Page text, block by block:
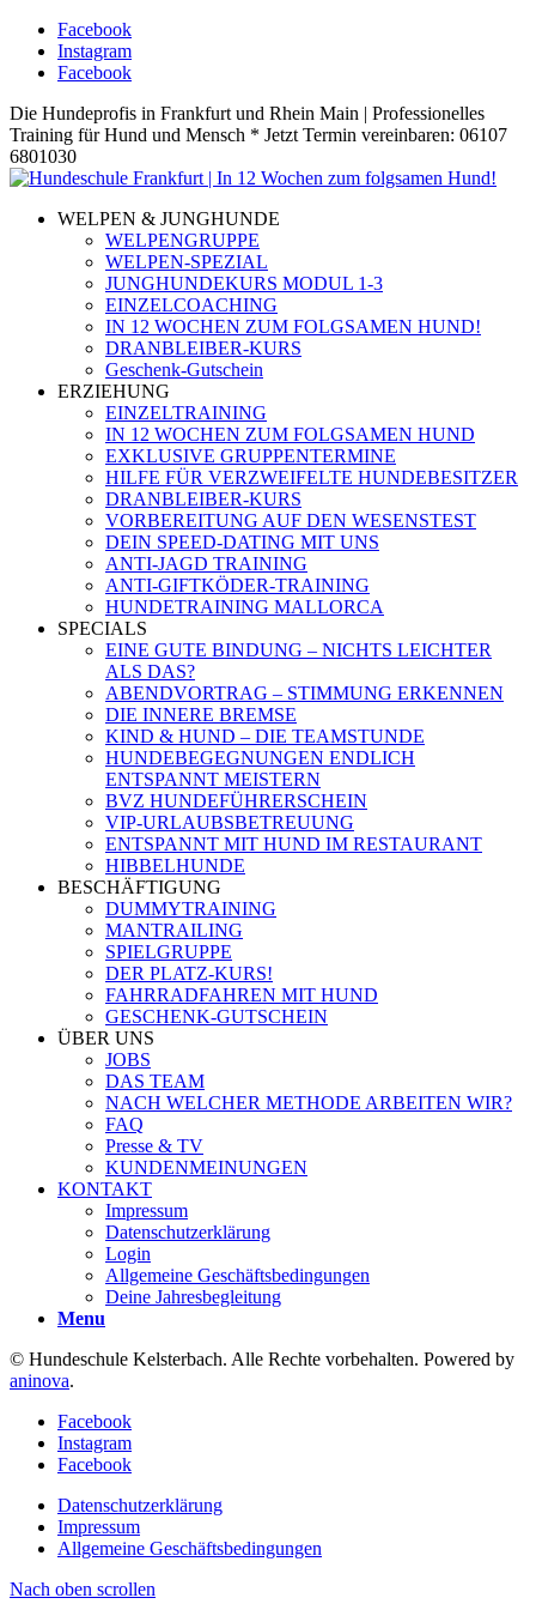
Facebook
Instagram
Facebook
Die Hundeprofis in Frankfurt und Rhein Main | Professionelles
Training für Hund und Mensch * Jetzt Termin vereinbaren: 06107
6801030
WELPEN & JUNGHUNDE
WELPENGRUPPE
WELPEN-SPEZIAL
JUNGHUNDEKURS MODUL 1-3
EINZELCOACHING
IN 12 WOCHEN ZUM FOLGSAMEN HUND!
DRANBLEIBER-KURS
Geschenk-Gutschein
ERZIEHUNG
EINZELTRAINING
IN 12 WOCHEN ZUM FOLGSAMEN HUND
EXKLUSIVE GRUPPENTERMINE
HILFE FÜR VERZWEIFELTE HUNDEBESITZER
DRANBLEIBER-KURS
VORBEREITUNG AUF DEN WESENSTEST
DEIN SPEED-DATING MIT UNS
ANTI-JAGD TRAINING
ANTI-GIFTKÖDER-TRAINING
HUNDETRAINING MALLORCA
SPECIALS
EINE GUTE BINDUNG – NICHTS LEICHTER
ALS DAS?
ABENDVORTRAG – STIMMUNG ERKENNEN
DIE INNERE BREMSE
KIND & HUND – DIE TEAMSTUNDE
HUNDEBEGEGNUNGEN ENDLICH
ENTSPANNT MEISTERN
BVZ HUNDEFÜHRERSCHEIN
VIP-URLAUBSBETREUUNG
ENTSPANNT MIT HUND IM RESTAURANT
HIBBELHUNDE
BESCHÄFTIGUNG
DUMMYTRAINING
MANTRAILING
SPIELGRUPPE
DER PLATZ-KURS!
FAHRRADFAHREN MIT HUND
GESCHENK-GUTSCHEIN
ÜBER UNS
JOBS
DAS TEAM
NACH WELCHER METHODE ARBEITEN WIR?
FAQ
Presse & TV
KUNDENMEINUNGEN
KONTAKT
Impressum
Datenschutzerklärung
Login
Allgemeine Geschäftsbedingungen
Deine Jahresbegleitung
Menu
© Hundeschule Kelsterbach. Alle Rechte vorbehalten. Powered by
aninova.
Facebook
Instagram
Facebook
Datenschutzerklärung
Impressum
Allgemeine Geschäftsbedingungen
Nach oben scrollen